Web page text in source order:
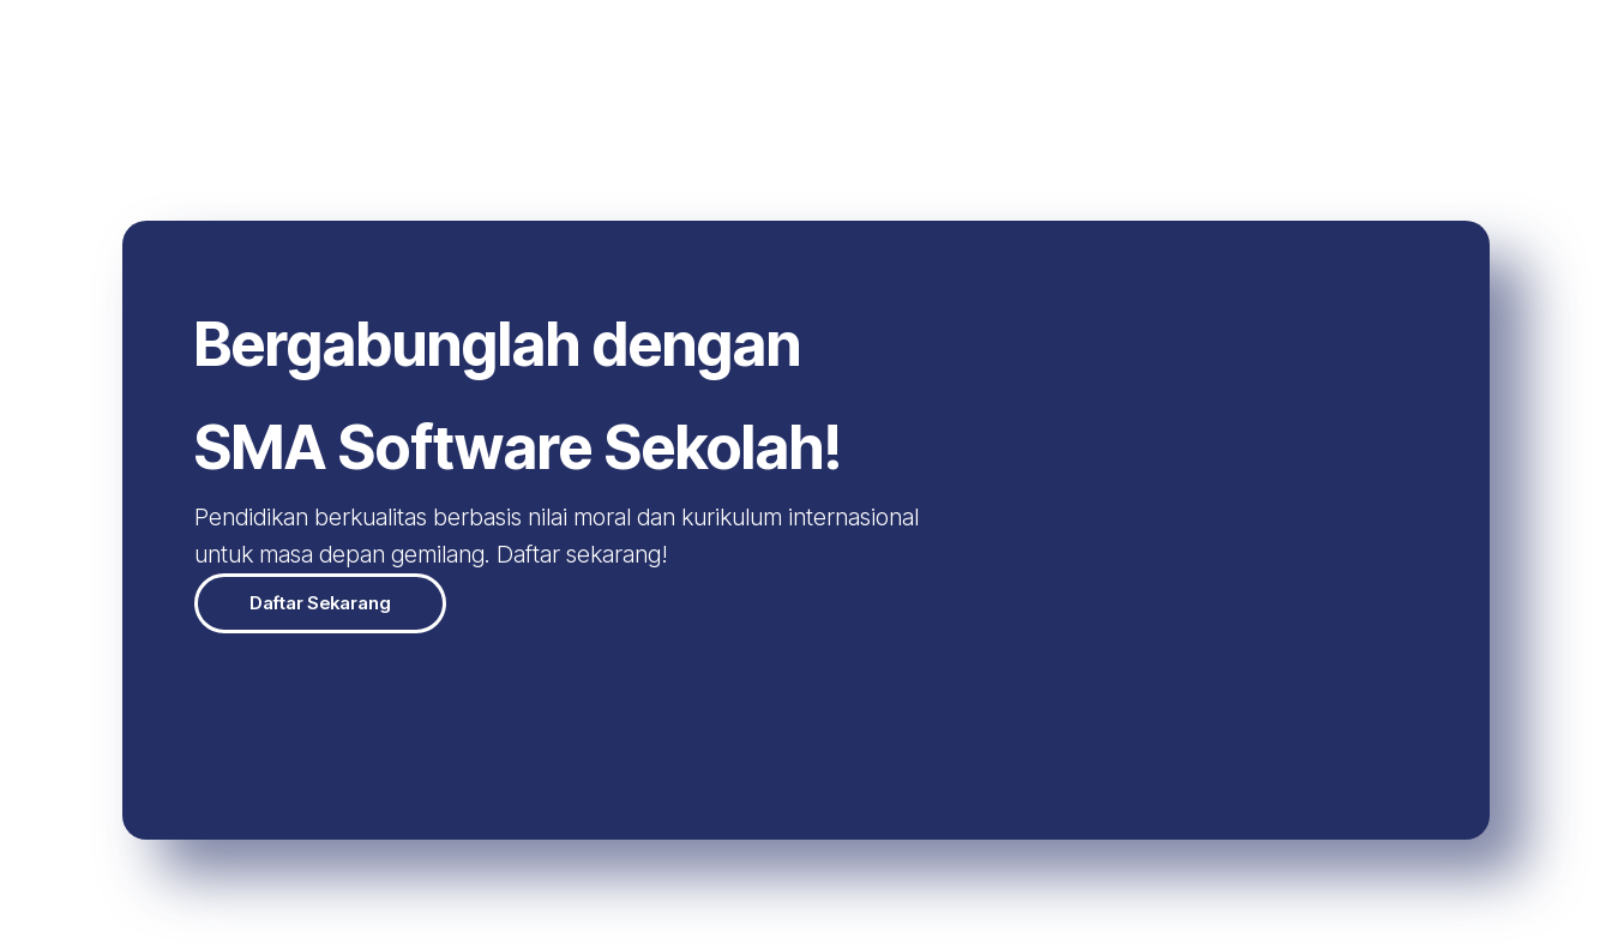
Bergabunglah dengan
SMA Software Sekolah!
Pendidikan berkualitas berbasis nilai moral dan kurikulum internasional
untuk masa depan gemilang. Daftar sekarang!
Daftar Sekarang